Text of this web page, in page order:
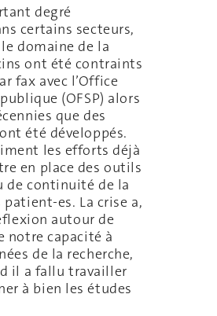
degré
certains secteurs,
domaine de la
ont été contraints
fax avec l’Office
(OFSP) alors
que des
été développés.
les efforts déjà
en place des outils
de continuité de la
es. La crise a,
autour de
notre capacité à
de la recherche,
il a fallu travailler
à bien les études